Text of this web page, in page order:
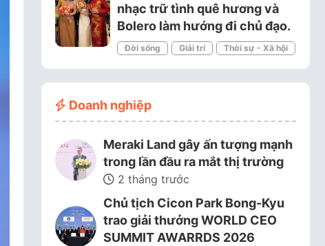
nhạc trữ tình quê hương và
Bolero làm hướng đi chủ đạo.
Đời sống Giải trí Thời sự - Xã hội
Doanh nghiệp
Meraki Land gây ấn tượng mạnh
trong lần đầu ra mắt thị trường
2 tháng trước
Chủ tịch Cicon Park Bong-Kyu
trao giải thưởng WORLD CEO
SUMMIT AWARRDS 2026